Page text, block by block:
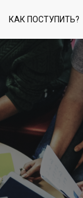
КАК ПОСТУПИТЬ?